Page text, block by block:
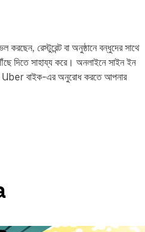
রেস্টুরেন্ট বা অনুষ্ঠানে বন্ধুদের সাথে
দিতে সাহায্য করে। অনলাইনে সাইন ইন
বাইক-এর অনুরোধ করতে আপনার